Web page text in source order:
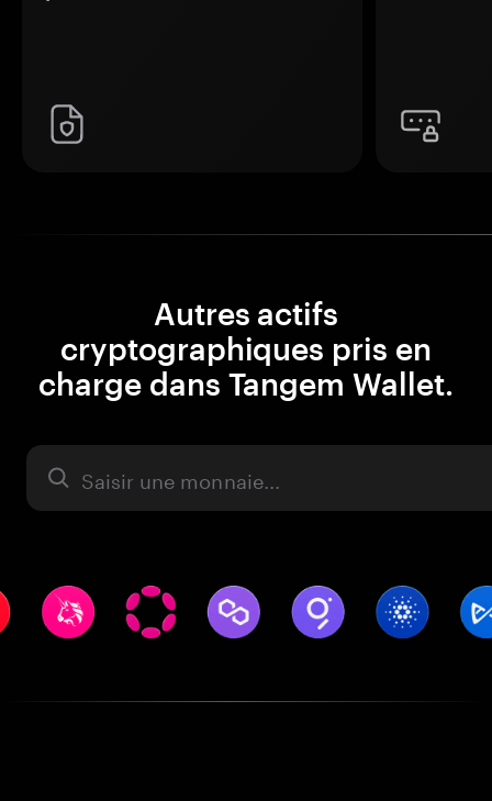
Autres actifs
cryptographiques pris en
charge dans Tangem Wallet.
Actifs